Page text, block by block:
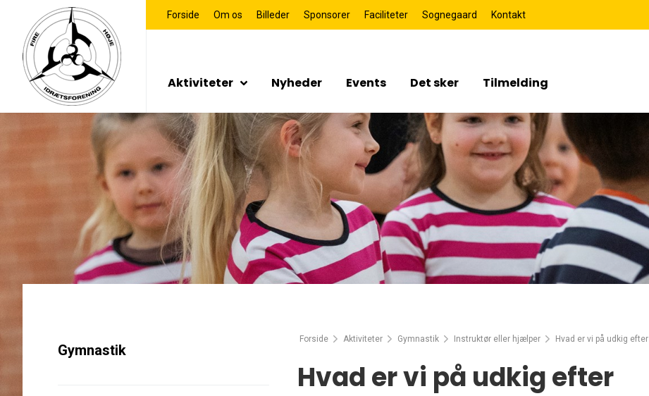
Forside Om os Billeder Sponsorer Faciliteter Sognegaard Kontakt
Aktiviteter Nyheder Events Det sker Tilmelding
Forside Aktiviteter Gymnastik Instruktør eller hjælper Hvad er vi på udkig efter
Hvad er vi på udkig efter
Gymnastik